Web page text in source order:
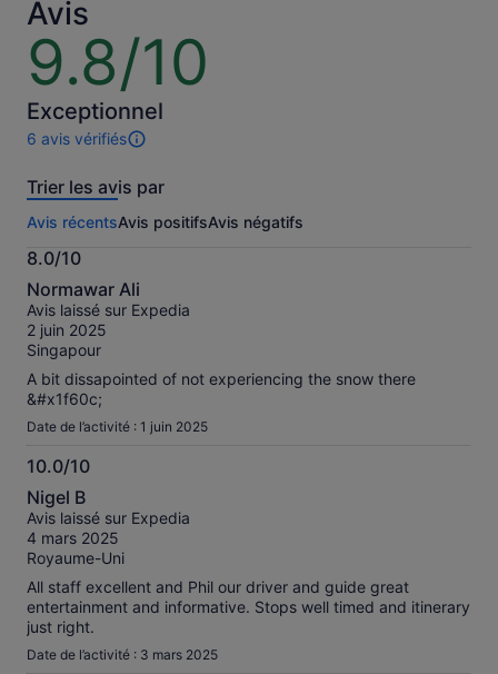
Avis
9.8/10
9.8
sur
10
Exceptionnel
6 avis vérifiés
6 avis
cette
Plus
d’informations
sur
nos
avis
vérifiés
Trier les avis par
Avis récentsAvis positifsAvis négatifs
8.0/10
8.0
sur
10
Normawar Ali
Avis laissé sur Expedia
2 juin 2025
Singapour
A bit dissapointed of not experiencing the snow there
&#x1f60c;
Date de l’activité : 1 juin 2025
10.0/10
10.0
sur
10
Nigel B
Avis laissé sur Expedia
4 mars 2025
Royaume-Uni
All staff excellent and Phil our driver and guide great
entertainment and informative. Stops well timed and itinerary
just right.
Date de l’activité : 3 mars 2025